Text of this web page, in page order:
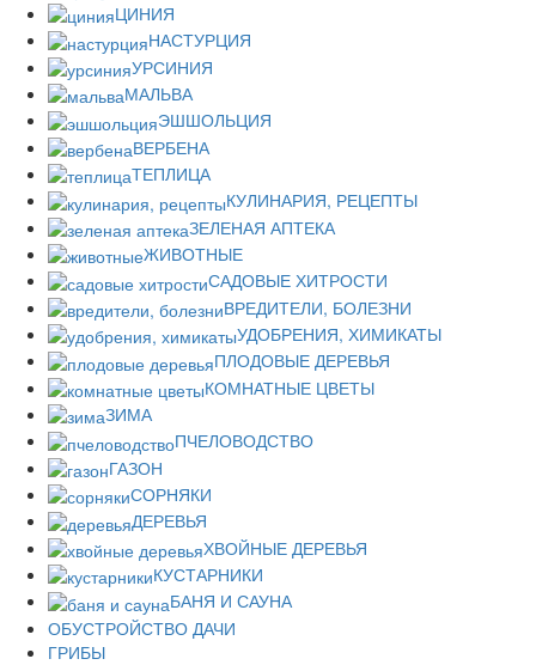
ЦИНИЯ
НАСТУРЦИЯ
УРСИНИЯ
МАЛЬВА
ЭШШОЛЬЦИЯ
ВЕРБЕНА
ТЕПЛИЦА
КУЛИНАРИЯ, РЕЦЕПТЫ
ЗЕЛЕНАЯ АПТЕКА
ЖИВОТНЫЕ
САДОВЫЕ ХИТРОСТИ
ВРЕДИТЕЛИ, БОЛЕЗНИ
УДОБРЕНИЯ, ХИМИКАТЫ
ПЛОДОВЫЕ ДЕРЕВЬЯ
КОМНАТНЫЕ ЦВЕТЫ
ЗИМА
ПЧЕЛОВОДСТВО
ГАЗОН
СОРНЯКИ
ДЕРЕВЬЯ
ХВОЙНЫЕ ДЕРЕВЬЯ
КУСТАРНИКИ
БАНЯ И САУНА
ОБУСТРОЙСТВО ДАЧИ
ГРИБЫ